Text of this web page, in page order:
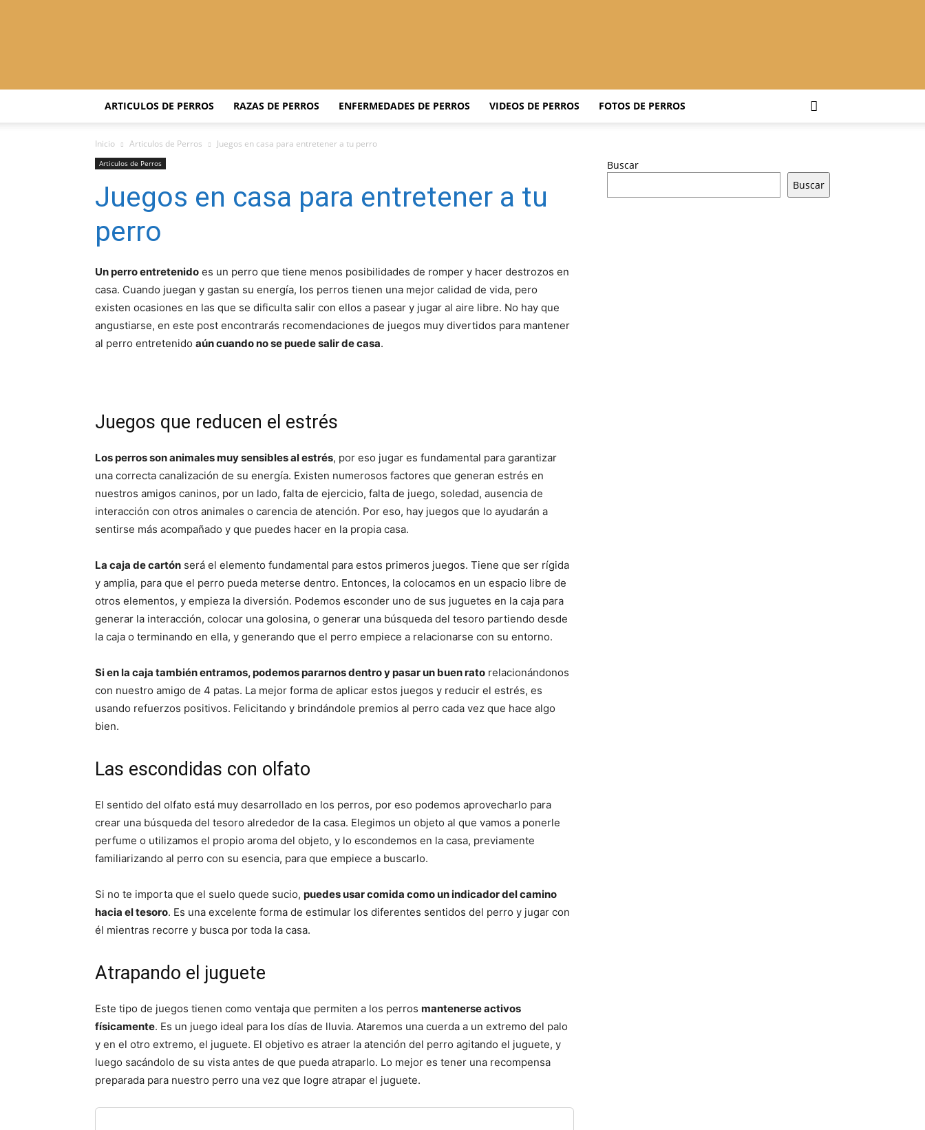
Adiestrar
–
–
Fotos
de
Cachorros
ARTICULOS DE PERROS RAZAS DE PERROS ENFERMEDADES DE PERROS VIDEOS DE PERROS FOTOS DE PERROS
Inicio Articulos de Perros Juegos en casa para entretener a tu perro
Articulos de Perros
Juegos en casa para entretener a tu
perro
Un perro entretenido es un perro que tiene menos posibilidades de romper y hacer destrozos en
casa. Cuando juegan y gastan su energía, los perros tienen una mejor calidad de vida, pero
existen ocasiones en las que se dificulta salir con ellos a pasear y jugar al aire libre. No hay que
angustiarse, en este post encontrarás recomendaciones de juegos muy divertidos para mantener
al perro entretenido aún cuando no se puede salir de casa.
Juegos que reducen el estrés
Los perros son animales muy sensibles al estrés, por eso jugar es fundamental para garantizar
una correcta canalización de su energía. Existen numerosos factores que generan estrés en
nuestros amigos caninos, por un lado, falta de ejercicio, falta de juego, soledad, ausencia de
interacción con otros animales o carencia de atención. Por eso, hay juegos que lo ayudarán a
sentirse más acompañado y que puedes hacer en la propia casa.
La caja de cartón será el elemento fundamental para estos primeros juegos. Tiene que ser rígida
y amplia, para que el perro pueda meterse dentro. Entonces, la colocamos en un espacio libre de
otros elementos, y empieza la diversión. Podemos esconder uno de sus juguetes en la caja para
generar la interacción, colocar una golosina, o generar una búsqueda del tesoro partiendo desde
la caja o terminando en ella, y generando que el perro empiece a relacionarse con su entorno.
Si en la caja también entramos, podemos pararnos dentro y pasar un buen rato relacionándonos
con nuestro amigo de 4 patas. La mejor forma de aplicar estos juegos y reducir el estrés, es
usando refuerzos positivos. Felicitando y brindándole premios al perro cada vez que hace algo
bien.
Las escondidas con olfato
El sentido del olfato está muy desarrollado en los perros, por eso podemos aprovecharlo para
crear una búsqueda del tesoro alrededor de la casa. Elegimos un objeto al que vamos a ponerle
perfume o utilizamos el propio aroma del objeto, y lo escondemos en la casa, previamente
familiarizando al perro con su esencia, para que empiece a buscarlo.
Si no te importa que el suelo quede sucio, puedes usar comida como un indicador del camino
hacia el tesoro. Es una excelente forma de estimular los diferentes sentidos del perro y jugar con
él mientras recorre y busca por toda la casa.
Atrapando el juguete
Este tipo de juegos tienen como ventaja que permiten a los perros mantenerse activos
físicamente. Es un juego ideal para los días de lluvia. Ataremos una cuerda a un extremo del palo
y en el otro extremo, el juguete. El objetivo es atraer la atención del perro agitando el juguete, y
luego sacándolo de su vista antes de que pueda atraparlo. Lo mejor es tener una recompensa
preparada para nuestro perro una vez que logre atrapar el juguete.
Buscar
Buscar